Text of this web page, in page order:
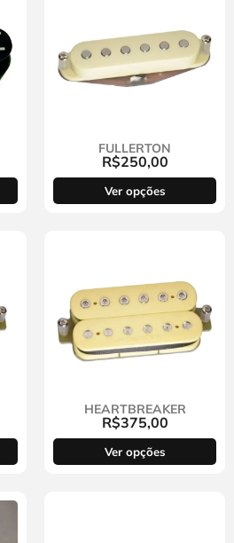
FULLERTON
R$250,00
Ver opções
HEARTBREAKER
R$375,00
Ver opções